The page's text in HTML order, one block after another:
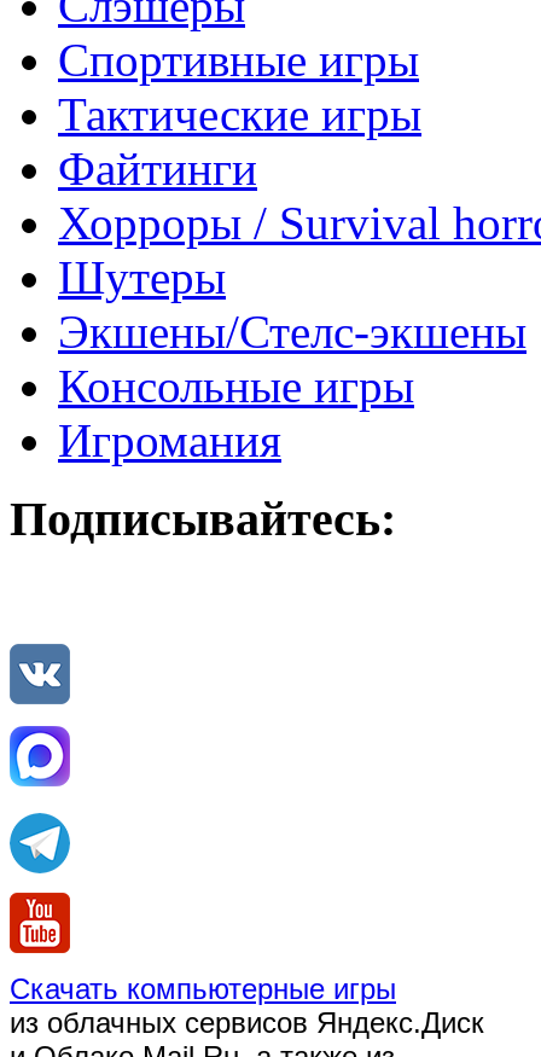
Спортивные игры
Тактические игры
Файтинги
Хорроры / Survival
Шутеры
Экшены/Стелс-экшены
Консольные игры
Игромания
Подписывайтесь:
Скачать компьютерные игры
из облачных сервисов Яндекс.Диск